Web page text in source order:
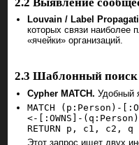
Louvain / Label
которых связи наиболее
«ячейки» организаций.
2.3 Шаблонный
Cypher MATCH. Удобный
MATCH (p:Person)-
<-[:OWNS]-
RETURN p, c1, c2, q
Этот запрос ищет двух